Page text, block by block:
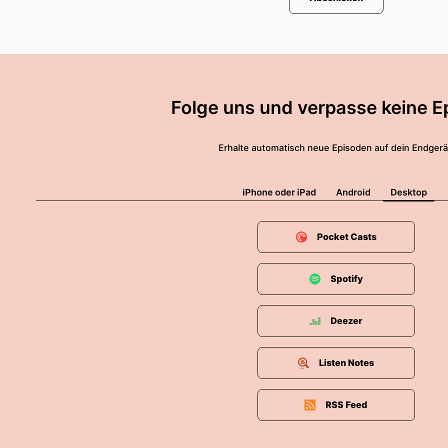
Folge uns und verpasse keine
Erhalte automatisch neue Episoden auf dein
iPhone oder iPad Android Desktop
Pocket Casts
Spotify
Deezer
Listen Notes
RSS Feed